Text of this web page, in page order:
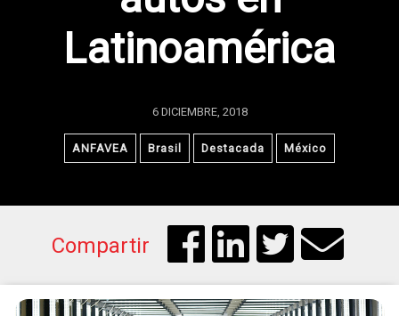
Latinoamérica
6 DICIEMBRE, 2018
ANFAVEA Brasil Destacada México
Compartir